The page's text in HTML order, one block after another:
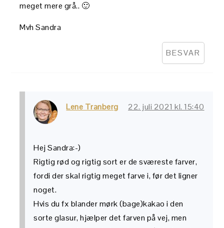
meget mere grå.. 🙂
Mvh Sandra
BESVAR
Lene Tranberg 22. juli 2021 kl. 15:40
Hej Sandra:-)
Rigtig rød og rigtig sort er de sværeste farver,
fordi der skal rigtig meget farve i, før det ligner
noget.
Hvis du fx blander mørk (bage)kakao i den
sorte glasur, hjælper det farven på vej, men